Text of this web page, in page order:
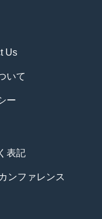
Us
いて
ー
表記
ンファレンス